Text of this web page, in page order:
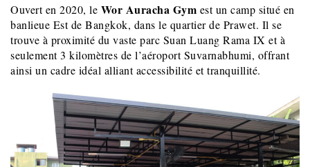
Ouvert en 2020, le Wor Auracha Gym est un camp situé en
banlieue Est de Bangkok, dans le quartier de Prawet. Il se
trouve à proximité du vaste parc Suan Luang Rama IX et à
seulement 3 kilomètres de l’aéroport Suvarnabhumi, offrant
ainsi un cadre idéal alliant accessibilité et tranquillité.